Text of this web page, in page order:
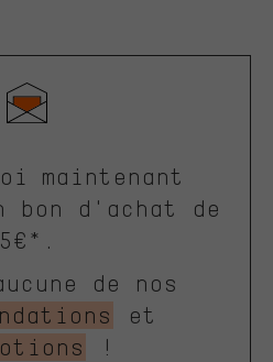
maintenant
bon d'achat de
5€*.
de nos
et
!